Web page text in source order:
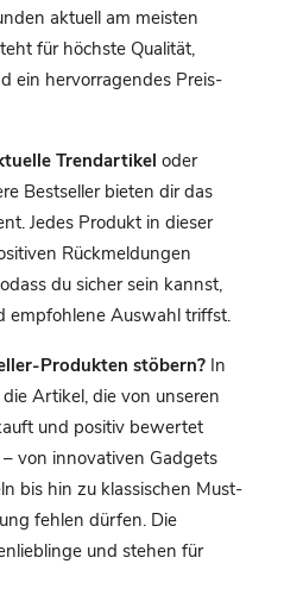
aktuell am meisten
für höchste Qualität,
ein hervorragendes Preis-
Trendartikel oder
Bestseller bieten dir das
Jedes Produkt in dieser
Rückmeldungen
du sicher sein kannst,
empfohlene Auswahl triffst.
Produkten stöbern? In
Artikel, die von unseren
und positiv bewertet
von innovativen Gadgets
bis hin zu klassischen Must-
fehlen dürfen. Die
und stehen für